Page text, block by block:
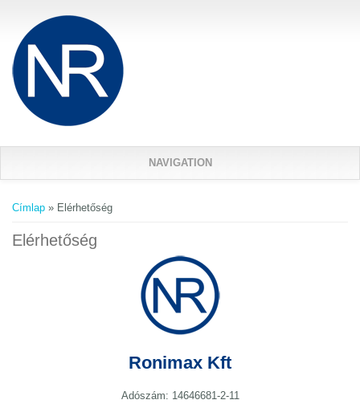
NAVIGATION
Jelenlegi hely
Címlap » Elérhetőség
Elérhetőség
Ronimax Kft
Adószám: 14646681-2-11